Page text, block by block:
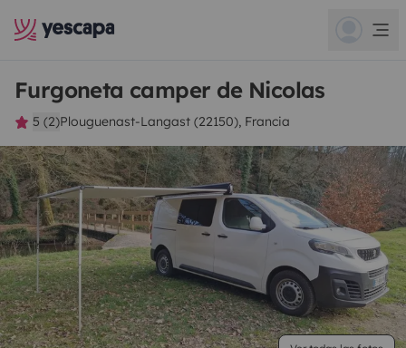
Furgoneta camper de Nicolas
5 (2)Plouguenast-Langast (22150), Francia